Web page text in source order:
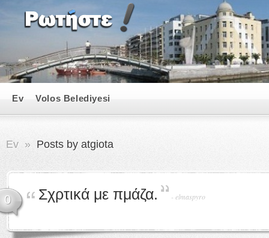
Ev Volos Belediyesi
Ev » Posts by atgiota
0 Σχρτικά με πμάζα. - elmaspyro